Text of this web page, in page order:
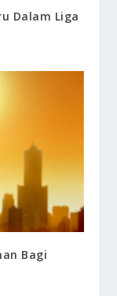
Dalam Liga
Bagi